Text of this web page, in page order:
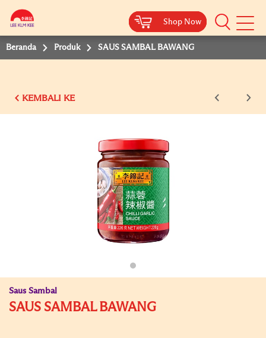
Shop Now
Shop Now
Shop Now
Beranda Produk SAUS SAMBAL BAWANG
KEMBALI KE
Saus Sambal
SAUS SAMBAL BAWANG